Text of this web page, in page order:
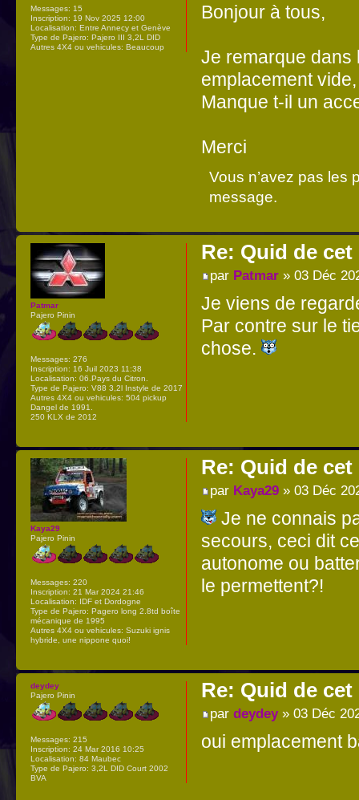
Bonjour à tous,
Je remarque dans
emplacement
Manque t-il un
Merci
Vous n’avez pas les
message.
Messages: 15
Inscription: 19 Nov 2025 12:00
Localisation: Entre Annecy et Genève
Type de Pajero: Pajero III 3,2L DID
Autres 4X4 ou vehicules: Beaucoup
Re: Quid de
par Patmar» 03 Déc
Je viens de
Par contre sur le
chose.
Patmar
Pajero Pinin
Messages: 276
Inscription: 16 Juil 2023 11:38
Localisation: 06.Pays du Citron.
Type de Pajero: V88 3,2l Instyle de 2017
Autres 4X4 ou vehicules: 504 pickup
Dangel de 1991.
250 KLX de 2012
Re: Quid de
par Kaya29» 03 Déc
Je ne connais
secours, ceci dit
autonome ou
le permettent?!
Kaya29
Pajero Pinin
Messages: 220
Inscription: 21 Mar 2024 21:46
Localisation: IDF et Dordogne
Type de Pajero: Pagero long 2.8td boîte
mécanique de 1995
Autres 4X4 ou vehicules: Suzuki ignis
hybride, une nippone quoi!
Re: Quid de
par deydey» 03 Déc
oui emplacement
deydey
Pajero Pinin
Messages: 215
Inscription: 24 Mar 2016 10:25
Localisation: 84 Maubec
Type de Pajero: 3,2L DID Court 2002
BVA